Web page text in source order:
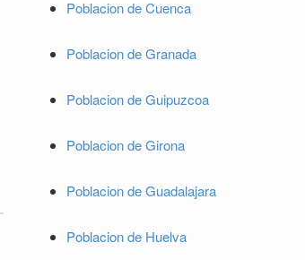
Poblacion de Cuenca
Poblacion de Granada
Poblacion de Guipuzcoa
Poblacion de Girona
Poblacion de Guadalajara
Poblacion de Huelva